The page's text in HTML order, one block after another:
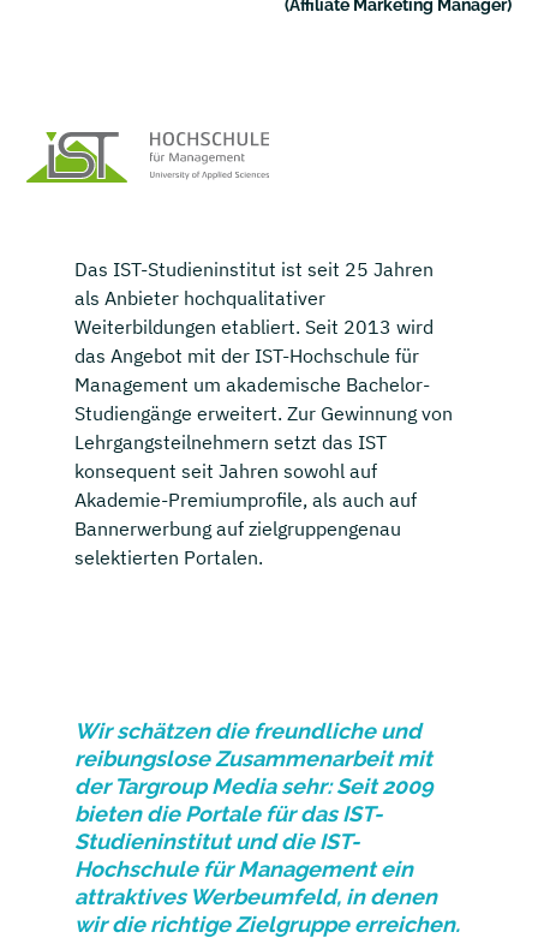
(Affiliate Marketing Manager)
Das IST-Studieninstitut ist seit 25 Jahren
als Anbieter hochqualitativer
Weiterbildungen etabliert. Seit 2013 wird
das Angebot mit der IST-Hochschule für
Management um akademische Bachelor-
Studiengänge erweitert. Zur Gewinnung von
Lehrgangsteilnehmern setzt das IST
konsequent seit Jahren sowohl auf
Akademie-Premiumprofile, als auch auf
Bannerwerbung auf zielgruppengenau
selektierten Portalen.
Wir schätzen die freundliche und
reibungslose Zusammenarbeit mit
der Targroup Media sehr: Seit 2009
bieten die Portale für das IST-
Studieninstitut und die IST-
Hochschule für Management ein
attraktives Werbeumfeld, in denen
wir die richtige Zielgruppe erreichen.